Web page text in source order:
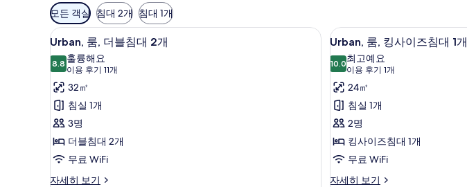
객
실
에
사
용
가
능
한
필
터
모든 객실 침대 2개 침대 1개
Urban,
룸,
더
블
침
대
2
개
사
Urban, 룸, 더블침대 2개 | 저자극성 침구, 미니바, 객실 내 금고, 책상
5
Urban, 룸, 더블침대 2개
8.88.8점 만점 중 10점
훌륭해요
이용 후기 11개
(이
용
후
기
11
개)
32㎡
침실 1개
3명
더블침대 2개
무료 WiFi
자세히 보기
Urban,
Urban,
룸,
킹
사
이
즈
침
대
1
6
Urban, 룸, 킹사이즈침대 1개
10.010.0점 만점 중 10점
최고예요
이용 후기 1개
(이
용
후
기
1
개)
24㎡
침실 1개
2명
킹사이즈침대 1개
무료 WiFi
자세히 보기
Urban,